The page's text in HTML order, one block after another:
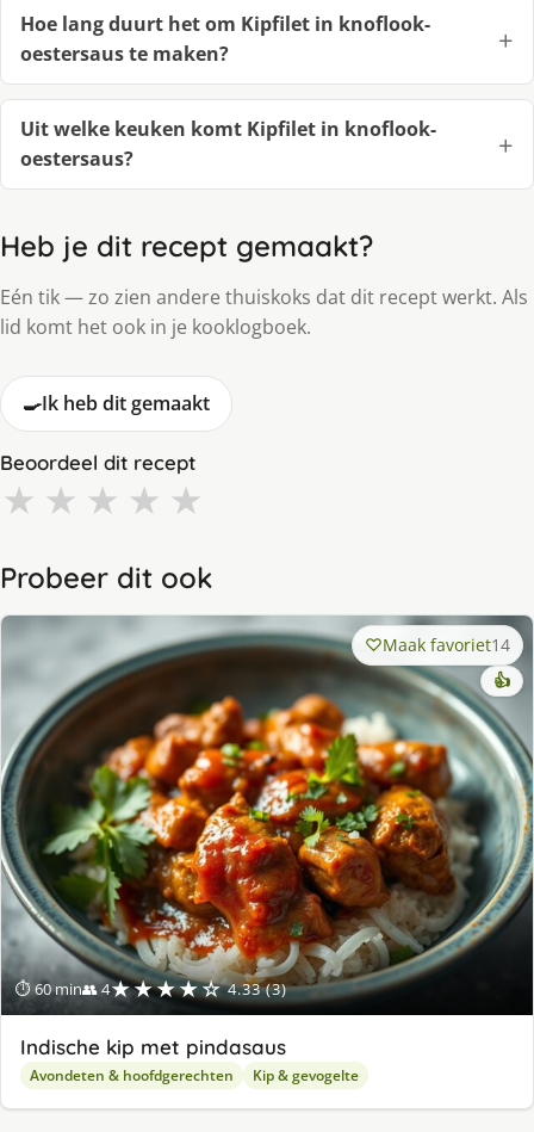
Hoe lang duurt het om Kipfilet in knoflook-
oestersaus te maken?
Uit welke keuken komt Kipfilet in knoflook-
oestersaus?
Heb je dit recept gemaakt?
Eén tik — zo zien andere thuiskoks dat dit recept werkt. Als
lid komt het ook in je kooklogboek.
🍳Ik heb dit gemaakt
Beoordeel dit recept
★ ★ ★ ★ ★
Probeer dit ook
⏱ 60 min👥 4★★★★☆ 4.33 (3)
Maak favoriet14
👍
Indische kip met pindasaus
Avondeten & hoofdgerechten Kip & gevogelte